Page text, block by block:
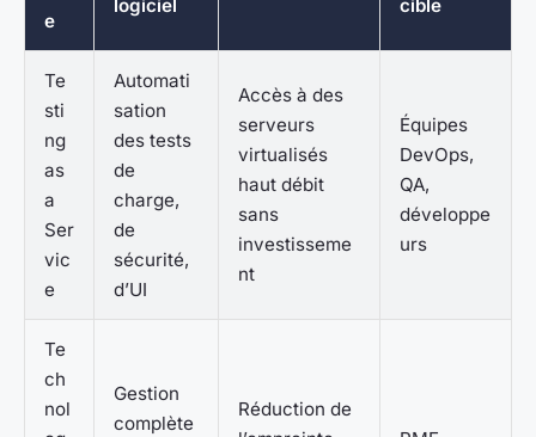
e
logiciel
cible
Te
sti
ng
as
a
Ser
vic
e
Automati
sation
des tests
de
charge,
de
sécurité,
d’UI
Accès à des
serveurs
virtualisés
haut débit
sans
investisseme
nt
Équipes
DevOps,
QA,
développe
urs
Te
ch
nol
Gestion
complète
Réduction de